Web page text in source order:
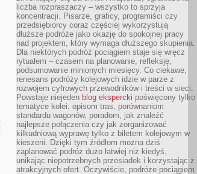
liczba rozpraszaczy – wszystko to sprzyja
koncentracji. Pisarze, graficy, programiści czy
przedsiębiorcy coraz częściej wykorzystują
dłuższe podróże jako okazję do spokojnej pracy
nad projektem, który wymaga dłuższego skupienia.
Dla niektórych podróż pociągiem staje się wręcz
rytuałem – czasem na planowanie, refleksję,
podsumowanie minionych miesięcy. Co ciekawe,
renesans podróży kolejowych idzie w parze z
rozwojem cyfrowych przewodników i treści w sieci.
Powstaje niejeden blog ekspercki poświęcony tylko
tematyce kolei: opisom tras, porównaniom
standardu wagonów, poradom, jak znaleźć
najlepsze połączenia czy jak zorganizować
kilkudniową wyprawę tylko z biletem kolejowym w
kieszeni. Dzięki tym źródłom można dziś
zaplanować podróż dużo łatwiej niż kiedyś,
unikając niepotrzebnych przesiadek i korzystając z
atrakcyjnych ofert. Oczywiście, podróże pociągiem